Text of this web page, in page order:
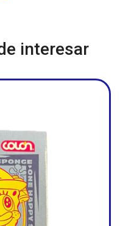
interesar